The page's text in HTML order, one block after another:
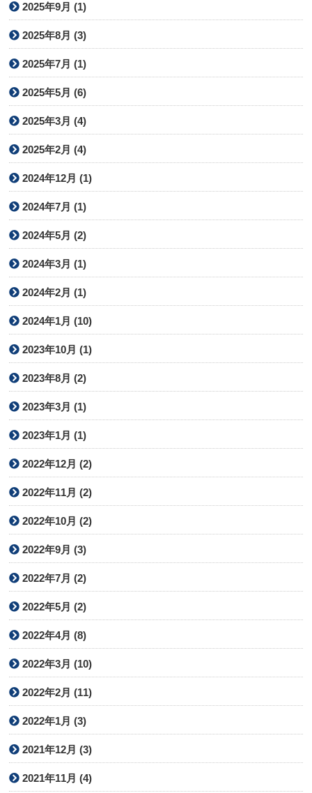
2025年9月 (1)
2025年8月 (3)
2025年7月 (1)
2025年5月 (6)
2025年3月 (4)
2025年2月 (4)
2024年12月 (1)
2024年7月 (1)
2024年5月 (2)
2024年3月 (1)
2024年2月 (1)
2024年1月 (10)
2023年10月 (1)
2023年8月 (2)
2023年3月 (1)
2023年1月 (1)
2022年12月 (2)
2022年11月 (2)
2022年10月 (2)
2022年9月 (3)
2022年7月 (2)
2022年5月 (2)
2022年4月 (8)
2022年3月 (10)
2022年2月 (11)
2022年1月 (3)
2021年12月 (3)
2021年11月 (4)